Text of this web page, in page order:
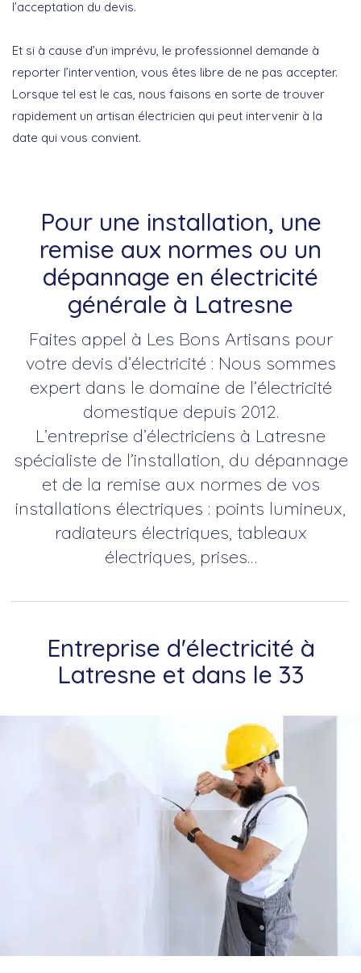
l’acceptation du devis.
Et si à cause d’un imprévu, le professionnel demande à
reporter l’intervention, vous êtes libre de ne pas accepter.
Lorsque tel est le cas, nous faisons en sorte de trouver
rapidement un artisan électricien qui peut intervenir à la
date qui vous convient.
Pour une installation, une
remise aux normes ou un
dépannage en électricité
générale à Latresne
Faites appel à Les Bons Artisans pour
votre devis d’électricité : Nous sommes
expert dans le domaine de l’électricité
domestique depuis 2012.
L’entreprise d’électriciens à Latresne
spécialiste de l’installation, du dépannage
et de la remise aux normes de vos
installations électriques : points lumineux,
radiateurs électriques, tableaux
électriques, prises…
Entreprise d'électricité à
Latresne et dans le 33